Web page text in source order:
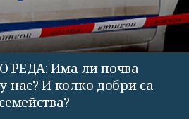
РЕДА: Има ли почва
нас? И колко добри са